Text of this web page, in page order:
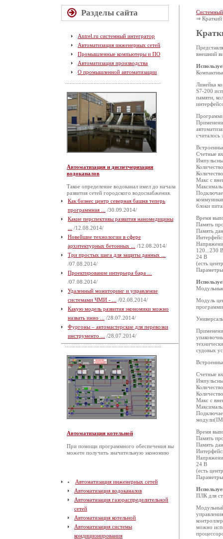
Разделы сайта
Antrel.ru системный интегратор
Автоматизация инженерных сетей
Промышленные компьютеры и ПО
Автоматизация производства
О промышленной автоматизации
Автоматизация и диспетчеризация
водоканалов
Такое определение водоканал имел до начала
развития сетей городского водоснабжения.
Как бизнес центр северная башня теперь
программная ...
/30.09.2014/
Какие перспективы развития наномедицины
/12.08.2014/
Новейшие технологии в сфере
архитектурных бетонных ...
/12.08.2014/
Три простых шага для защиты данных ...
/07.08.2014/
Проектирование интерьера бара ...
/07.08.2014/
Удаленный мониторинг и управление
системами ЧМИ - ...
/02.08.2014/
Какую модель развития экономики можно
назвать инно ...
/28.07.2014/
Фургоны – автомастерские для перевозки
инструменто ...
/28.07.2014/
Автоматизация котельной
При помощи программного обеспечения вы
можете получить значительную экономию
Автоматизация инженерных сетей
Автоматизация водоканалов
Автоматизация газораспределительной
сетей
Автоматизация котельной
Автоматизация системы
кондиционирования
⇒ Краткий
внешний
Линейка
S7-200
памяти,
считалось
Счетные
Макс с
блоки
Время
Память
Память
120...230
24 В
(есть
Модуль
судовых
Счетные
Макс с
Время
Память
Память
24 В
(есть
ПЛК для
можно